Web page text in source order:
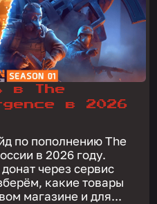
в The
в 2026
по пополнению The
в 2026 году.
через сервис
какие товары
магазине и для...